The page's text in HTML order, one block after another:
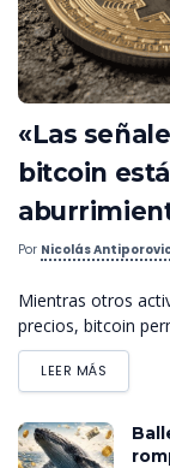
«Las
bitcoin
Por Nicolás
Mientras otros
precios, bitcoin
LEER MÁS